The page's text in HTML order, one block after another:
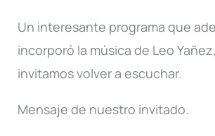
Un interesante programa que
incorporó la música de Leo
invitamos volver a escuchar.
Mensaje de nuestro invitado.